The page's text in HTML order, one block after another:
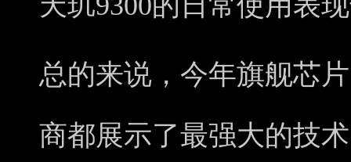
总的来说，今年旗舰芯
商都展示了最强大的技